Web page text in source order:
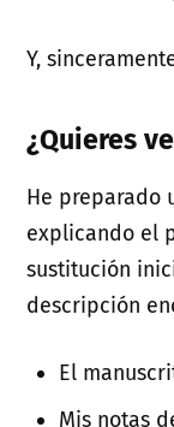
Y,
¿Quieres
He preparado
explicando el
sustitución
descripción
El
Mis notas